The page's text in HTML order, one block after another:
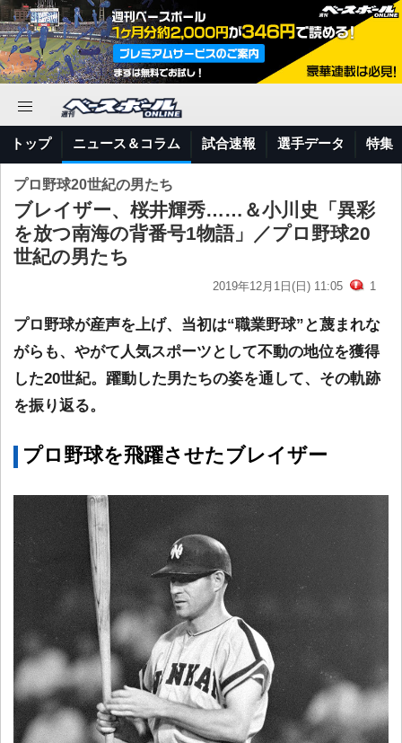
トップ ニュース＆コラム 試合速報 選手データ 特集
プロ野球20世紀の男たち
ブレイザー、桜井輝秀……＆小川史「異彩
を放つ南海の背番号1物語」／プロ野球20
世紀の男たち
2019年12月1日(日) 11:05 1
プロ野球が産声を上げ、当初は“職業野球”と蔑まれな
がらも、やがて人気スポーツとして不動の地位を獲得
した20世紀。躍動した男たちの姿を通して、その軌跡
を振り返る。
プロ野球を飛躍させたブレイザー